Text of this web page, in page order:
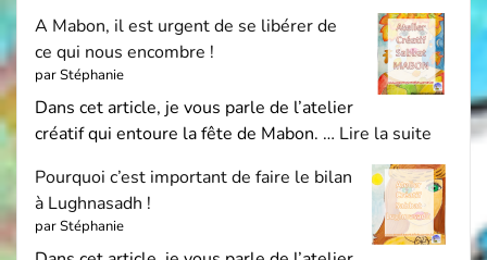
A Mabon, il est urgent de se libérer de
ce qui nous encombre !
par Stéphanie
Dans cet article, je vous parle de l’atelier
créatif qui entoure la fête de Mabon. … Lire la suite
Pourquoi c’est important de faire le bilan
à Lughnasadh !
par Stéphanie